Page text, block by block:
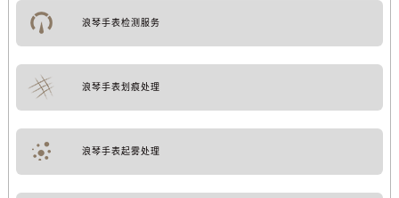
浪琴手表检测服务
浪琴手表划痕处理
浪琴手表起雾处理